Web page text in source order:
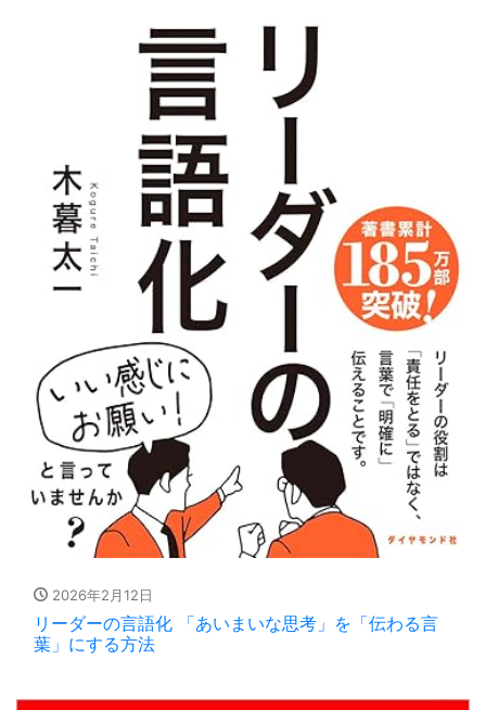
2026年2月12日
リーダーの言語化 「あいまいな思考」を「伝わる言
葉」にする方法